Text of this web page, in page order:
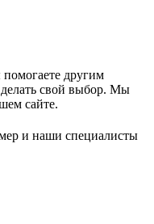
другим
делать свой выбор. Мы
сайте.
и наши специалисты